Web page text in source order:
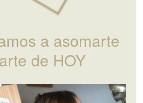
a asomarte
de HOY